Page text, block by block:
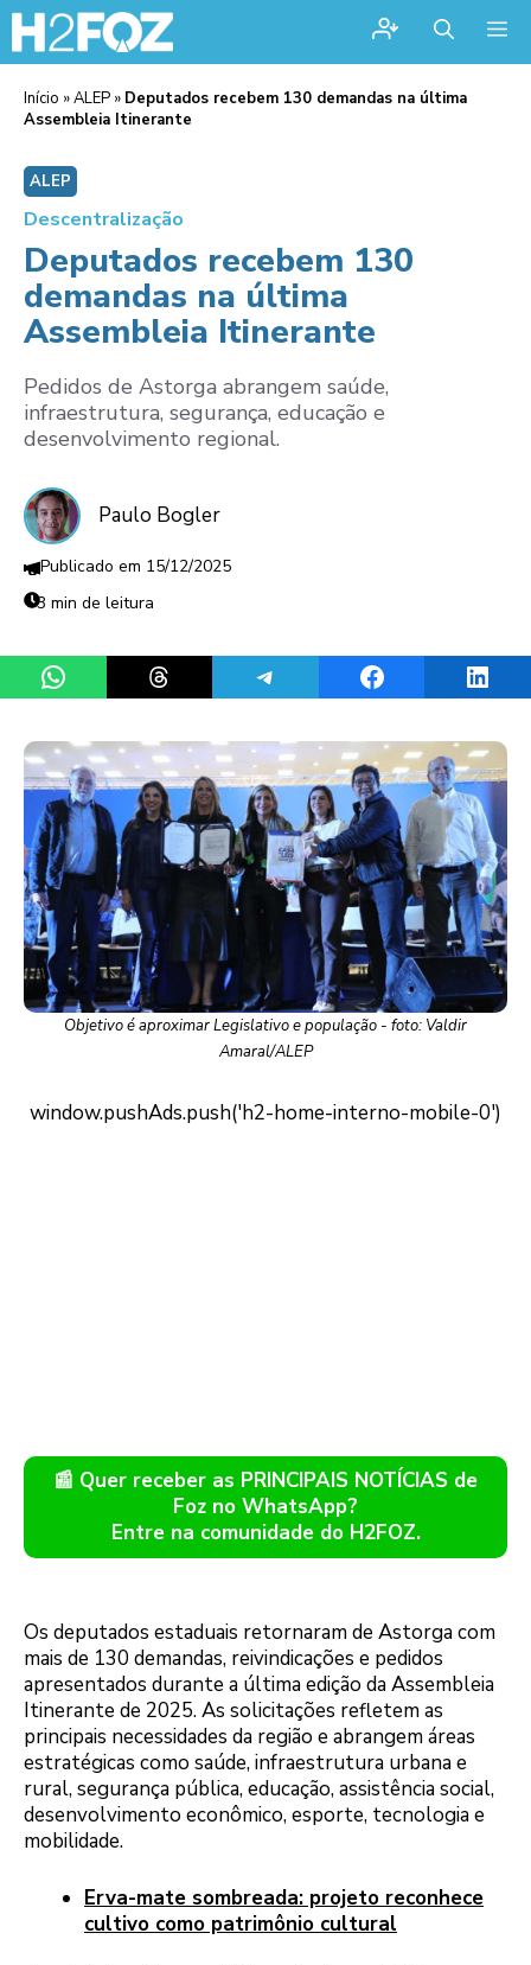
Início »ALEP » Deputados recebem 130 demandas na última
Assembleia Itinerante
ALEP
Descentralização
Deputados recebem 130
demandas na última
Assembleia Itinerante
Pedidos de Astorga abrangem saúde,
infraestrutura, segurança, educação e
desenvolvimento regional.
Paulo Bogler
15/12/2025
3 min de leitura
Share on WhatsAppShare on ThreadsShare on TelegramShare on Facebook
Objetivo é aproximar Legislativo e população - foto: Valdir
Amaral/ALEP
📰 Quer receber as PRINCIPAIS NOTÍCIAS de
Foz no WhatsApp?
Entre na comunidade do H2FOZ.
Os deputados estaduais retornaram de Astorga com
mais de 130 demandas, reivindicações e pedidos
apresentados durante a última edição da Assembleia
Itinerante de 2025. As solicitações refletem as
principais necessidades da região e abrangem áreas
estratégicas como saúde, infraestrutura urbana e
rural, segurança pública, educação, assistência social,
desenvolvimento econômico, esporte, tecnologia e
mobilidade.
Erva-mate sombreada: projeto reconhece
cultivo como patrimônio cultural